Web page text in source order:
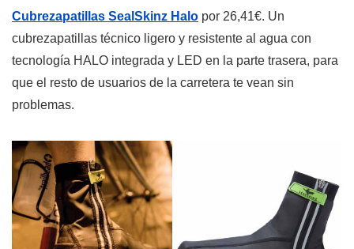
Cubrezapatillas SealSkinz Halo por 26,41€. Un
cubrezapatillas técnico ligero y resistente al agua con
tecnología HALO integrada y LED en la parte trasera, para
que el resto de usuarios de la carretera te vean sin
problemas.